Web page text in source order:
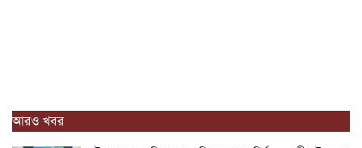
আরও খবর